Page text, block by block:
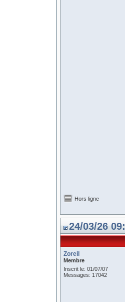
Hors ligne
24/03/26
Zoreil
Membre
Inscrit le: 01/07/07
Messages: 17042